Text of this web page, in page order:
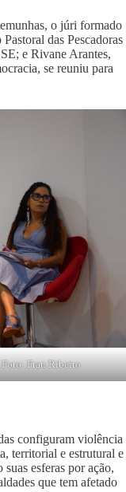
o júri formado
das Pescadoras
e Rivane Arantes,
se reuniu para
Foto: Fran Ribeiro
configuram violência
territorial e estrutural e
esferas por ação,
que tem afetado